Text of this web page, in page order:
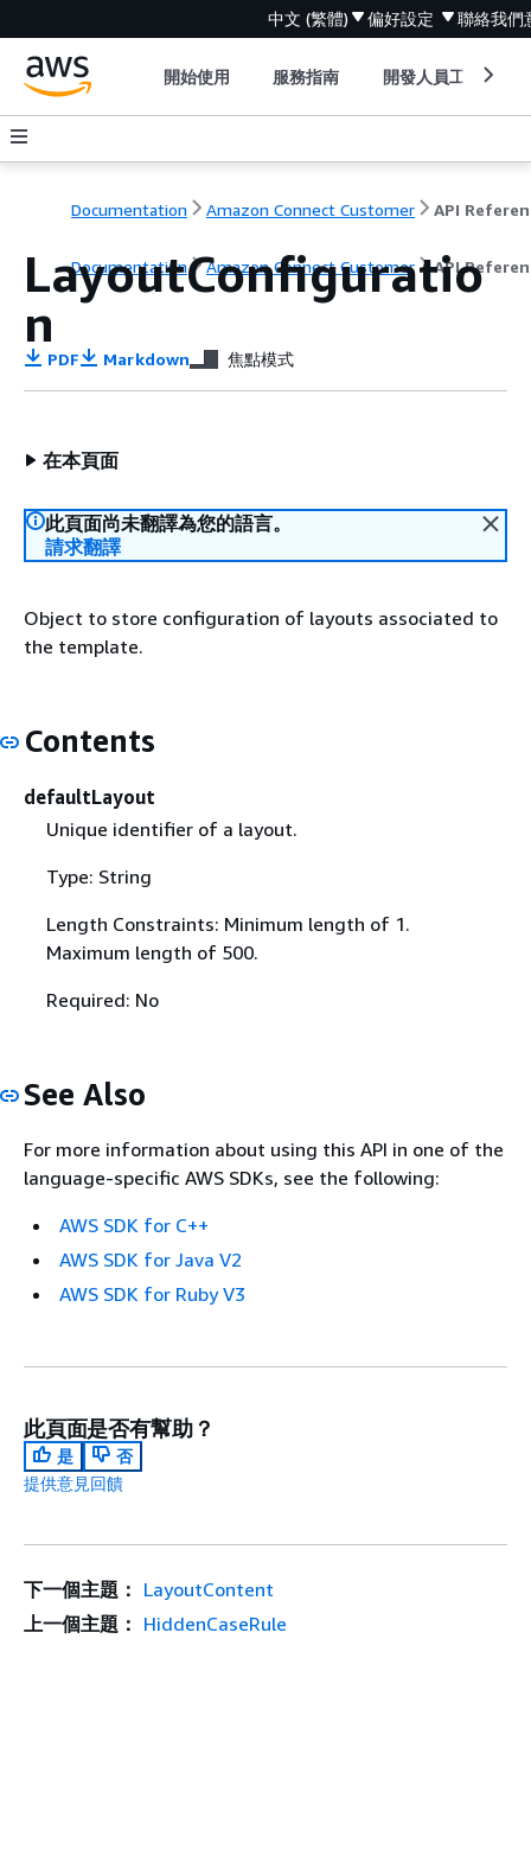
中文 (繁體) 偏好設定 聯絡我們
開始使用 服務指南 開發人員工具
Documentation Amazon Connect Customer API
Documentation Amazon Connect Customer API
LayoutConfiguratio
n
PDF Markdown 焦點模式
在本頁面
此頁面尚未翻譯為您的語言。
請求翻譯
Object to store configuration of layouts associated to
the template.
Contents
defaultLayout
Unique identifier of a layout.
Type: String
Length Constraints: Minimum length of 1.
Maximum length of 500.
Required: No
See Also
For more information about using this API in one of the
language-specific AWS SDKs, see the following:
AWS SDK for C++
AWS SDK for Java V2
AWS SDK for Ruby V3
此頁面是否有幫助？
是
否
提供意見回饋
下一個主題： LayoutContent
上一個主題： HiddenCaseRule